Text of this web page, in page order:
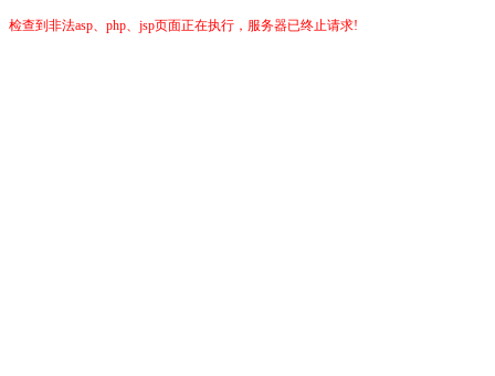
检查到非法asp、php、jsp页面正在执行，服务器已终止请求!